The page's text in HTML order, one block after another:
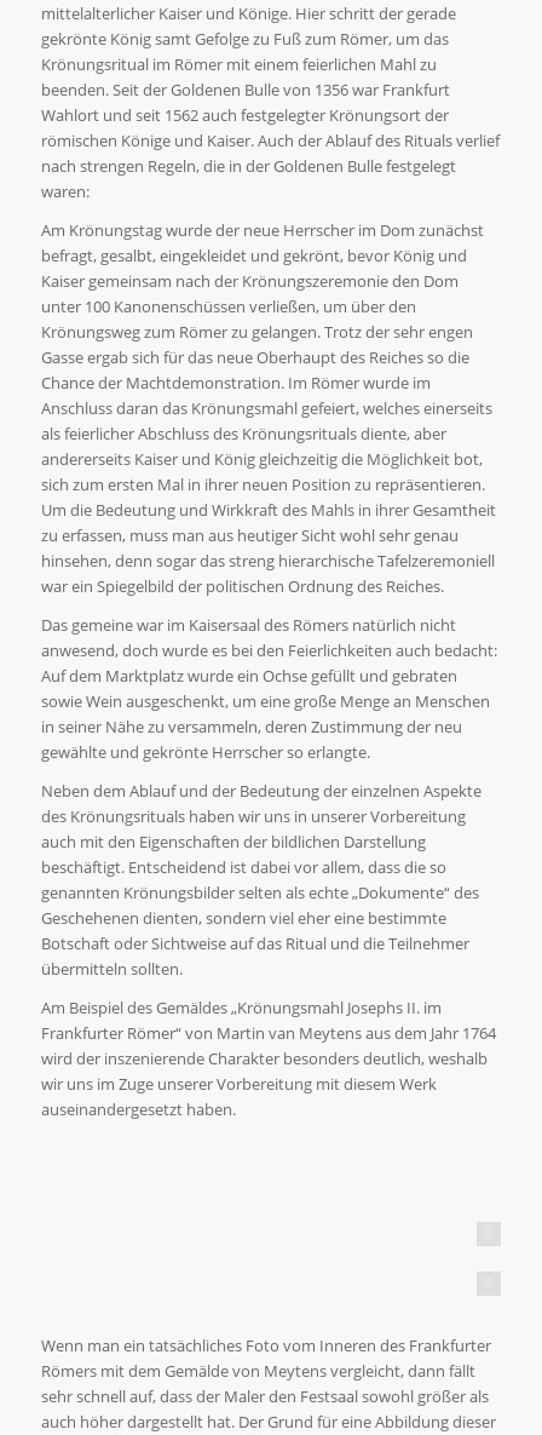
mittelalterlicher Kaiser und Könige. Hier schritt der gerade
gekrönte König samt Gefolge zu Fuß zum Römer, um das
Krönungsritual im Römer mit einem feierlichen Mahl zu
beenden. Seit der Goldenen Bulle von 1356 war Frankfurt
Wahlort und seit 1562 auch festgelegter Krönungsort der
römischen Könige und Kaiser. Auch der Ablauf des Rituals verlief
nach strengen Regeln, die in der Goldenen Bulle festgelegt
waren:
Am Krönungstag wurde der neue Herrscher im Dom zunächst
befragt, gesalbt, eingekleidet und gekrönt, bevor König und
Kaiser gemeinsam nach der Krönungszeremonie den Dom
unter 100 Kanonenschüssen verließen, um über den
Krönungsweg zum Römer zu gelangen. Trotz der sehr engen
Gasse ergab sich für das neue Oberhaupt des Reiches so die
Chance der Machtdemonstration. Im Römer wurde im
Anschluss daran das Krönungsmahl gefeiert, welches einerseits
als feierlicher Abschluss des Krönungsrituals diente, aber
andererseits Kaiser und König gleichzeitig die Möglichkeit bot,
sich zum ersten Mal in ihrer neuen Position zu repräsentieren.
Um die Bedeutung und Wirkkraft des Mahls in ihrer Gesamtheit
zu erfassen, muss man aus heutiger Sicht wohl sehr genau
hinsehen, denn sogar das streng hierarchische Tafelzeremoniell
war ein Spiegelbild der politischen Ordnung des Reiches.
Das gemeine war im Kaisersaal des Römers natürlich nicht
anwesend, doch wurde es bei den Feierlichkeiten auch bedacht:
Auf dem Marktplatz wurde ein Ochse gefüllt und gebraten
sowie Wein ausgeschenkt, um eine große Menge an Menschen
in seiner Nähe zu versammeln, deren Zustimmung der neu
gewählte und gekrönte Herrscher so erlangte.
Neben dem Ablauf und der Bedeutung der einzelnen Aspekte
des Krönungsrituals haben wir uns in unserer Vorbereitung
auch mit den Eigenschaften der bildlichen Darstellung
beschäftigt. Entscheidend ist dabei vor allem, dass die so
genannten Krönungsbilder selten als echte „Dokumente“ des
Geschehenen dienten, sondern viel eher eine bestimmte
Botschaft oder Sichtweise auf das Ritual und die Teilnehmer
übermitteln sollten.
Am Beispiel des Gemäldes „Krönungsmahl Josephs II. im
Frankfurter Römer“ von Martin van Meytens aus dem Jahr 1764
wird der inszenierende Charakter besonders deutlich, weshalb
wir uns im Zuge unserer Vorbereitung mit diesem Werk
auseinandergesetzt haben.
Wenn man ein tatsächliches Foto vom Inneren des Frankfurter
Römers mit dem Gemälde von Meytens vergleicht, dann fällt
sehr schnell auf, dass der Maler den Festsaal sowohl größer als
auch höher dargestellt hat. Der Grund für eine Abbildung dieser